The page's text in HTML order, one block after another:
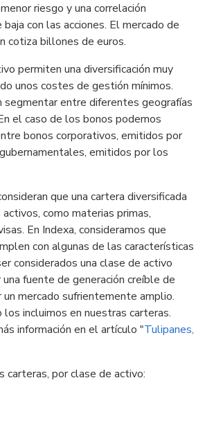
riesgo y una correlación
con las acciones. El mercado de
cotiza billones de euros.
permiten una diversificación muy
unos costes de gestión mínimos.
segmentar entre diferentes geografías
el caso de los bonos podemos
bonos corporativos, emitidos por
emitidos por los
que una cartera diversificada
como materias primas,
En Indexa, consideramos que
con algunas de las características
considerados una clase de activo
una fuente de generación creíble de
mercado sufrientemente amplio.
incluimos en nuestras carteras.
información en el artículo "Tulipanes,
carteras, por clase de activo: